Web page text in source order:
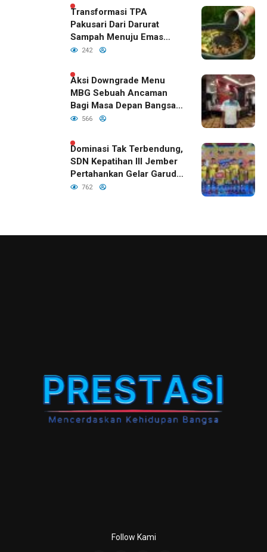
RI
Transformasi TPA
Pakusari Dari Darurat
Sampah Menuju Emas
Hijau di Era Kepemimpinan
242
Aksi Downgrade Menu
MBG Sebuah Ancaman
Bagi Masa Depan Bangsa
Indonesia
566
Dominasi Tak Terbendung,
SDN Kepatihan III Jember
Pertahankan Gelar Garuda
Cup 2026
762
Follow Kami